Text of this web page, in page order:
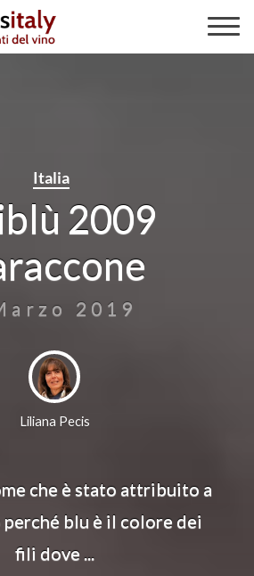
Italia
2009
2019
Liliana Pecis
che è stato attribuito a
blu è il colore dei
fili dove ...